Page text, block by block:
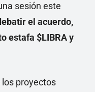
sesión este
el acuerdo,
estafa $LIBRA y
proyectos